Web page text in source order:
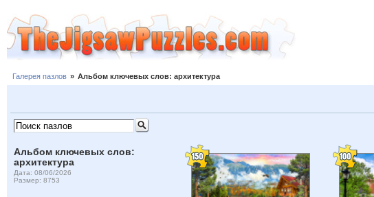
Галерея пазлов » Альбом ключевых слов: архитектура
Альбом ключевых слов:
архитектура
Дата: 08/06/2026
Размер: 8753